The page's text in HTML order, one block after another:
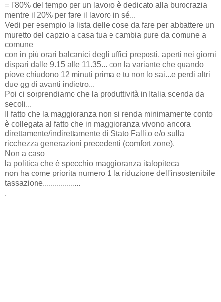
= l'80% del tempo per un lavoro è dedicato alla burocrazia
mentre il 20% per fare il lavoro in sé...
Vedi per esempio la lista delle cose da fare per abbattere un
muretto del capzio a casa tua e cambia pure da comune a
comune
con in più orari balcanici degli uffici preposti, aperti nei giorni
dispari dalle 9.15 alle 11.35... con la variante che quando
piove chiudono 12 minuti prima e tu non lo sai...e perdi altri
due gg di avanti indietro...
Poi ci sorprendiamo che la produttività in Italia scenda da
secoli...
Il fatto che la maggioranza non si renda minimamente conto
è collegata al fatto che in maggioranza vivono ancora
direttamente/indirettamente di Stato Fallito e/o sulla
ricchezza generazioni precedenti (comfort zone).
Non a caso
la politica che è specchio maggioranza italopiteca
non ha come priorità numero 1 la riduzione dell'insostenibile
tassazione...................
.